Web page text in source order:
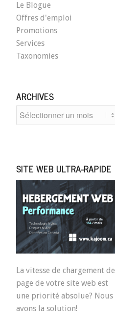
Le Blogue
Offres d'emploi
Promotions
Services
Taxonomies
ARCHIVES
SITE WEB ULTRA-RAPIDE
La vitesse de chargement de
page de votre site web est
une priorité absolue? Nous
avons la solution!